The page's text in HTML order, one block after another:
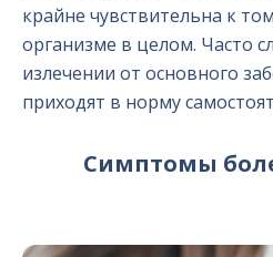
крайне чувствительна к
организме в целом. Часто
излечении от основного
приходят в норму
Симптомы